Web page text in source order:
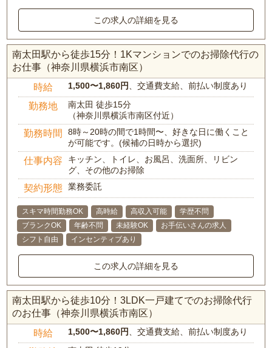
この求人の詳細を見る
南太田駅から徒歩15分！1Kマンションでのお掃除代行の
お仕事（神奈川県横浜市南区）
時給 1,500〜1,860円、交通費支給、前払い制度あり
勤務地
南太田 徒歩15分
（神奈川県横浜市南区付近）
勤務時間
8時～20時の間で1時間〜、好きな日に働くこと
が可能です。(候補の日時から選択)
仕事内容
キッチン、トイレ、お風呂、洗面所、リビン
グ、その他のお掃除
契約形態 業務委託
スキマ時間勤務OK 高時給 高収入可能
学歴不問
ブランクOK
年齢不問 未経験OK
お手伝いさんの求人
シフト自由
インセンティブあり
この求人の詳細を見る
南太田駅から徒歩10分！3LDK一戸建てでのお掃除代行
のお仕事（神奈川県横浜市南区）
時給 1,500〜1,860円、交通費支給、前払い制度あり